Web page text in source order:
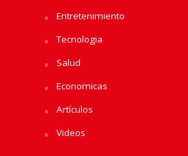
Entretenimiento
Tecnologia
Salud
Economicas
Artículos
Videos